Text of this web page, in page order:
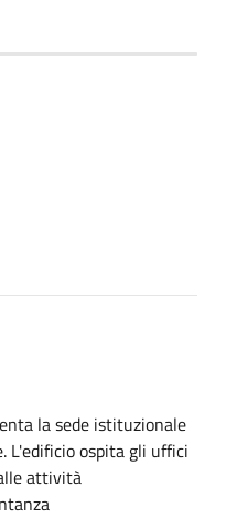
la sede istituzionale
L'edificio ospita gli uffici
attività